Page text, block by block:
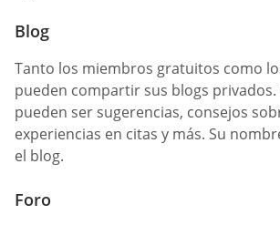
Blog
Tanto los miembros gratuitos como
pueden compartir sus blogs privados.
pueden ser sugerencias, consejos
experiencias en citas y más. Su
el blog.
Foro